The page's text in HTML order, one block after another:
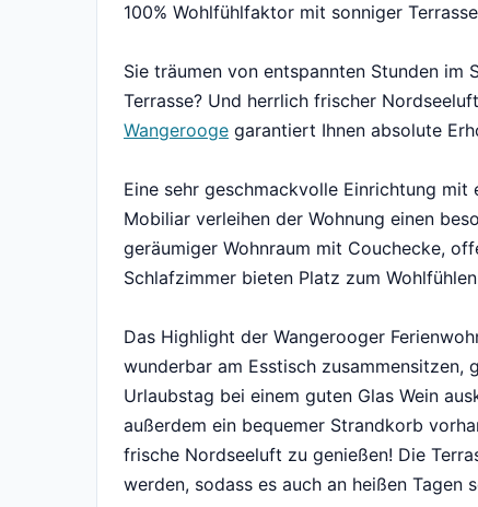
100% Wohlfühlfaktor mit sonniger
Sie träumen von entspannten Stunden
Terrasse? Und herrlich frischer
Wangerooge garantiert Ihnen absolute
Eine sehr geschmackvolle Einrichtung
Mobiliar verleihen der Wohnung einen
geräumiger Wohnraum mit Couchecke,
Schlafzimmer bieten Platz zum
Das Highlight der Wangerooger
wunderbar am Esstisch zusammensitzen,
Urlaubstag bei einem guten Glas Wein
außerdem ein bequemer Strandkorb
frische Nordseeluft zu genießen! Die
werden, sodass es auch an heißen Tagen